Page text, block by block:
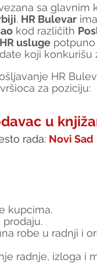
sa glavnim
. HR Bulevar
kod različith
HR usluge potpuno
koji konkurišu
HR
za poziciju:
u
rada: Novi Sad
kupcima.
prodaju.
robe u radnji i
radnje, izloga i